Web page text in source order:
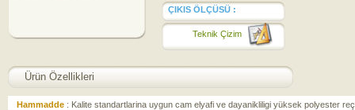
ÇIKIS ÖLÇÜSÜ :
Teknik Çizim
Ürün Özellikleri
Hammadde : Kalite standartlarina uygun cam elyafi ve dayanikliligi yüksek polyester